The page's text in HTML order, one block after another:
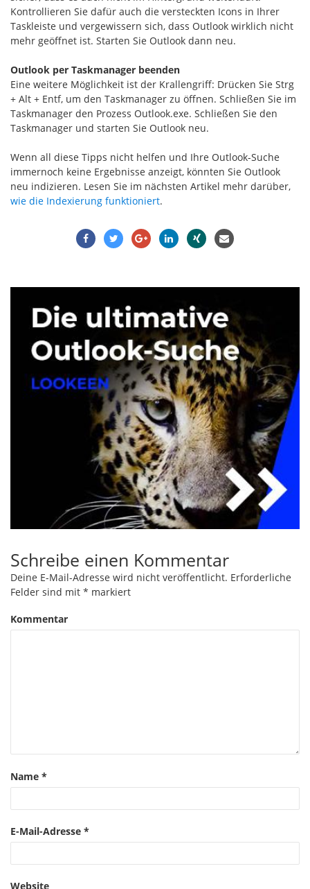
Kontrollieren Sie dafür auch die versteckten Icons in Ihrer
Taskleiste und vergewissern sich, dass Outlook wirklich nicht
mehr geöffnet ist. Starten Sie Outlook dann neu.
Outlook per Taskmanager beenden
Eine weitere Möglichkeit ist der Krallengriff: Drücken Sie Strg
+ Alt + Entf, um den Taskmanager zu öffnen. Schließen Sie im
Taskmanager den Prozess Outlook.exe. Schließen Sie den
Taskmanager und starten Sie Outlook neu.
Wenn all diese Tipps nicht helfen und Ihre Outlook-Suche
immernoch keine Ergebnisse anzeigt, könnten Sie Outlook
neu indizieren. Lesen Sie im nächsten Artikel mehr darüber,
wie die Indexierung funktioniert.
Schreibe einen Kommentar
Deine E-Mail-Adresse wird nicht veröffentlicht. Erforderliche
Felder sind mit * markiert
Kommentar
Name *
E-Mail-Adresse *
Website